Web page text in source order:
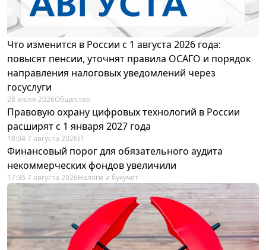
Что изменится в России с 1 августа 2026 года:
повысят пенсии, уточнят правила ОСАГО и порядок
направления налоговых уведомлений через
госуслуги
28 июля 2026Общество
Правовую охрану цифровых технологий в России
расширят с 1 января 2027 года
18:04 7 августа 2026IT
Финансовый порог для обязательного аудита
некоммерческих фондов увеличили
17:36 7 августа 2026Налоги и бухучет